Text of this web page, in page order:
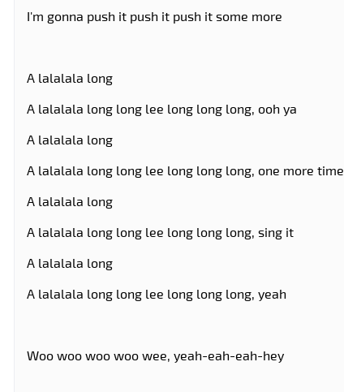
I'm gonna push it push it push it some more
A lalalala long
A lalalala long long lee long long long, ooh ya
A lalalala long
A lalalala long long lee long long long, one more time
A lalalala long
A lalalala long long lee long long long, sing it
A lalalala long
A lalalala long long lee long long long, yeah
Woo woo woo woo wee, yeah-eah-eah-hey